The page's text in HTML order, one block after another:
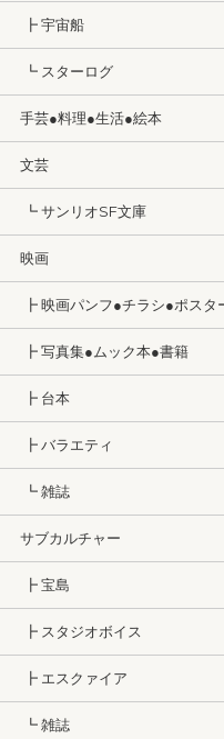
┣ 宇宙船
┗ スターログ
手芸●料理●生活●絵本
文芸
┗ サンリオSF文庫
映画
┣ 映画パンフ●チラシ●ポスタ
┣ 写真集●ムック本●書籍
┣ 台本
┣ バラエティ
┗ 雑誌
サブカルチャー
┣ 宝島
┣ スタジオボイス
┣ エスクァイア
┗ 雑誌